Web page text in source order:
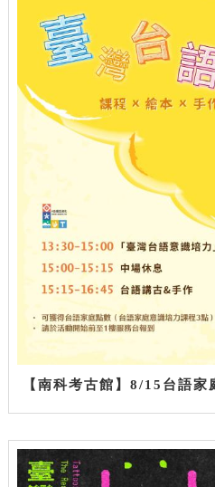
【南科考古館】8/15台語家